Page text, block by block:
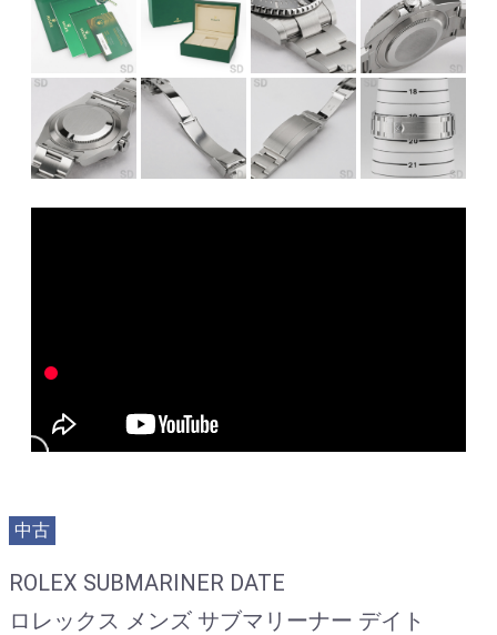
中古
ROLEX SUBMARINER DATE
ロレックス メンズ サブマリーナー デイト